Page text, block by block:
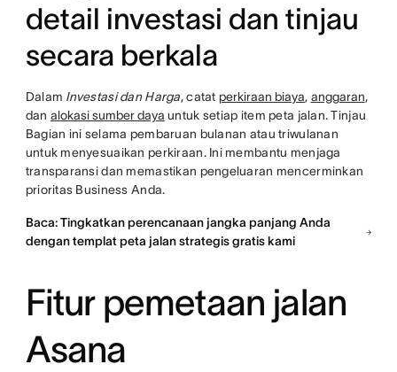
detail investasi dan tinjau
secara berkala
Dalam Investasi dan Harga, catat perkiraan biaya, anggaran,
dan alokasi sumber daya untuk setiap item peta jalan. Tinjau
Bagian ini selama pembaruan bulanan atau triwulanan
untuk menyesuaikan perkiraan. Ini membantu menjaga
transparansi dan memastikan pengeluaran mencerminkan
prioritas Business Anda.
Baca: Tingkatkan perencanaan jangka panjang Anda
dengan templat peta jalan strategis gratis kami
Fitur pemetaan jalan
Asana